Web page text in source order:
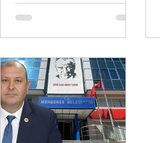
hayata geçirildi. Kentin köklü
kulüplerinden Göztepe
Spor Kulübü ile İzmir'in en
organizasyonlarından
Aliağa KZY Spor Kulübü,
voleybol branşında güçlerini
birleştiren kapsamlı bir iş
birliği protokolüne imza attı.